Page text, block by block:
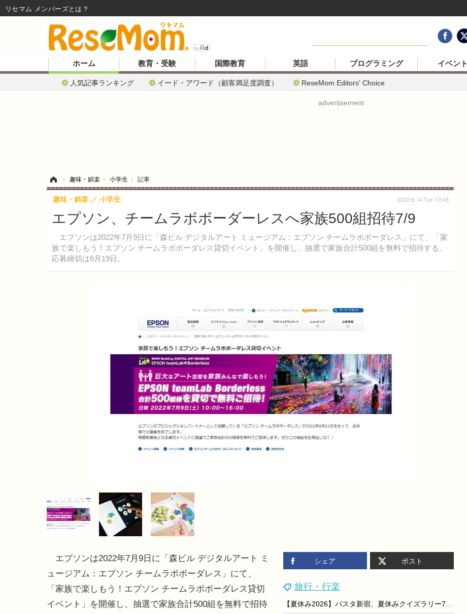
ホーム
人気記事ランキング イード・アワード（顧客満足度調査） ReseMom Editors' Choice
教育・受験 国際教育 英語 プログラミング イベント
advertisement
› 趣味・娯楽 › 小学生 › 記事
エプソン、チームラボボーダーレスへ家族500組招待7/9
エプソンは2022年7月9日に「森ビル デジタルアート ミュージアム：エプソン チームラボボーダレス」にて、「家
族で楽しもう！エプソン チームラボボーダレス貸切イベント」を開催し、抽選で家族合計500組を無料で招待する。
応募締切は6月19日。
趣味・娯楽 小学生 2022.6.14 Tue 10:45
シェア ポスト
旅行・行楽
【夏休み2026】バスタ新宿、夏休みクイズラリー7/25から…バス旅も
エプソンは2022年7月9日に「森ビル デジタルアート ミ
ュージアム：エプソン チームラボボーダレス」にて、
「家族で楽しもう！エプソン チームラボボーダレス貸切
イベント」を開催し、抽選で家族合計500組を無料で招待
リセマム メンバーズ